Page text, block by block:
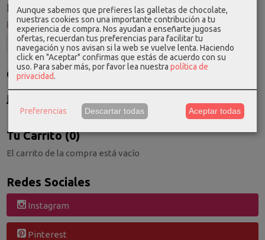
Idioma
Costes de Envío
GRATIS *
Consultar Destinos
Tu Carrito (0)
El carrito de la compra está vacío
Redes Sociales
Instagram
Pinterest
Aunque sabemos que prefieres las galletas de chocolate,
nuestras cookies son una importante contribución a tu
experiencia de compra. Nos ayudan a enseñarte jugosas
ofertas, recuerdan tus preferencias para facilitar tu
navegación y nos avisan si la web se vuelve lenta. Haciendo
click en "Aceptar" confirmas que estás de acuerdo con su
uso. Para saber más, por favor lea nuestra política de
privacidad.
Preferencias Descartar todas Aceptar todas